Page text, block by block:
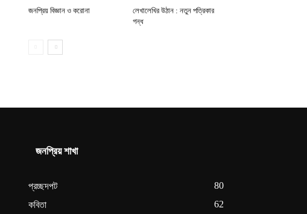
জনপ্রিয় বিজ্ঞান ও করোনা
লেখালেখির উঠান : নতুন পত্রিকার
গন্ধ
জনপ্রিয় শাখা
প্রচ্ছদপট
80
কবিতা
62